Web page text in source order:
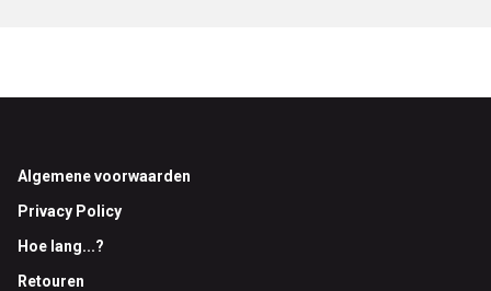
Footer
Algemene voorwaarden
Privacy Policy
Hoe lang...?
Retouren